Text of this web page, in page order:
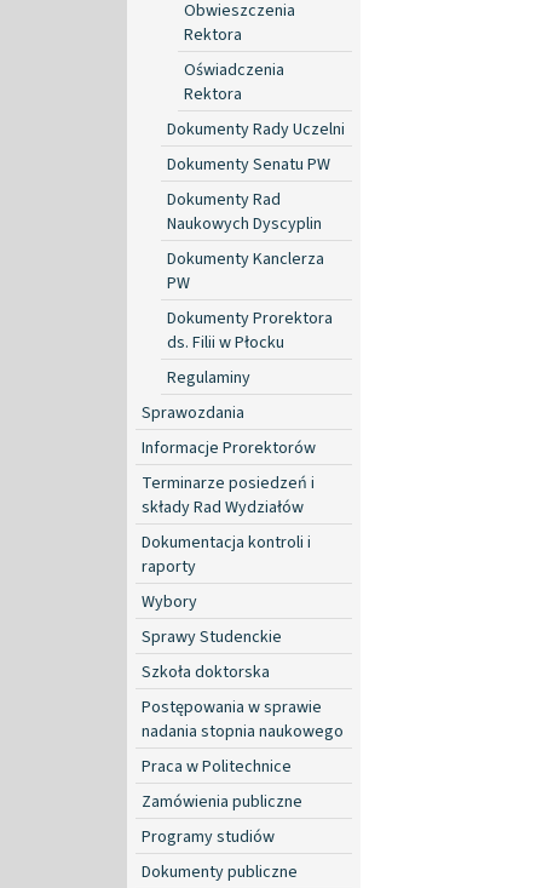
Obwieszczenia
Rektora
Oświadczenia
Rektora
Dokumenty Rady Uczelni
Dokumenty Senatu PW
Dokumenty Rad
Naukowych Dyscyplin
Dokumenty Kanclerza
PW
Dokumenty Prorektora
ds. Filii w Płocku
Regulaminy
Sprawozdania
Informacje Prorektorów
Terminarze posiedzeń i
składy Rad Wydziałów
Dokumentacja kontroli i
raporty
Wybory
Sprawy Studenckie
Szkoła doktorska
Postępowania w sprawie
nadania stopnia naukowego
Praca w Politechnice
Zamówienia publiczne
Programy studiów
Dokumenty publiczne